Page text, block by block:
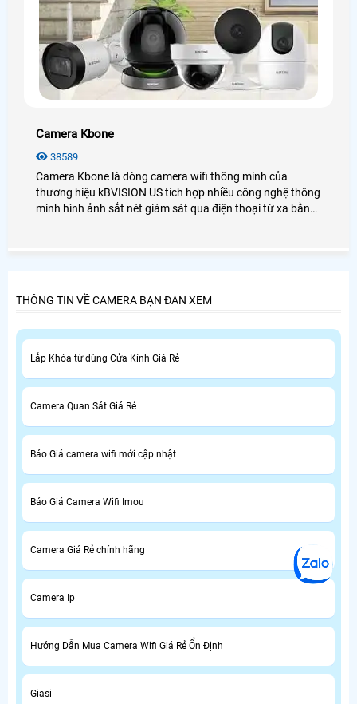
Camera Kbone
38589
Camera Kbone là dòng camera wifi thông minh của
thương hiệu kBVISION US tích hợp nhiều công nghệ thông
minh hình ảnh sắt nét giám sát qua điện thoại từ xa bằng
THÔNG TIN VỀ CAMERA BẠN ĐAN XEM
Lắp Khóa từ dùng Cửa Kính Giá Rẻ
Camera Quan Sát Giá Rẻ
Báo Giá camera wifi mới cập nhật
Báo Giá Camera Wifi Imou
Camera Giá Rẻ chính hãng
Camera Ip
Hướng Dẫn Mua Camera Wifi Giá Rẻ Ổn Định
Giasi